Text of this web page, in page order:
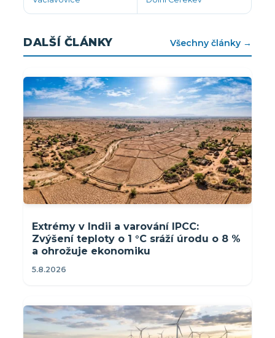
DALŠÍ ČLÁNKY Všechny články →
Extrémy v Indii a varování IPCC:
Zvýšení teploty o 1 °C sráží úrodu o 8 %
a ohrožuje ekonomiku
5.8.2026